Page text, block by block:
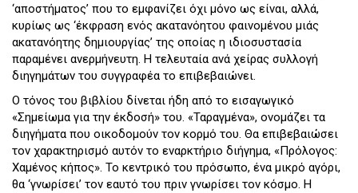
‘αποστήματος’ που το εμφανίζει όχι μόνο ως είναι, αλλά,
κυρίως ως ‘έκφραση ενός ακατανόητου φαινομένου μιάς
ακατανόητης δημιουργίας’ της οποίας η ιδιοσυστασία
παραμένει ανερμήνευτη. Η τελευταία ανά χείρας συλλογή
διηγημάτων του συγγραφέα το επιβεβαιώνει.
Ο τόνος του βιβλίου δίνεται ήδη από το εισαγωγικό
«Σημείωμα για την έκδοσή» του. «Ταραγμένα», ονομάζει τα
διηγήματα που οικοδομούν τον κορμό του. Θα επιβεβαιώσει
τον χαρακτηρισμό αυτόν το εναρκτήριο διήγημα, «Πρόλογος:
Χαμένος κήπος». Το κεντρικό του πρόσωπο, ένα μικρό αγόρι,
θα ‘γνωρίσει’ τον εαυτό του πριν γνωρίσει τον κόσμο. Η